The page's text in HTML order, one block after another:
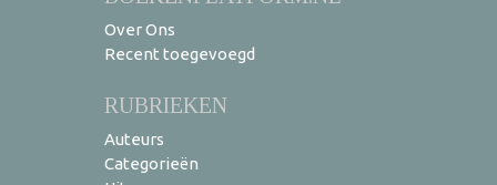
Over Ons
Recent toegevoegd
RUBRIEKEN
Auteurs
Categorieën